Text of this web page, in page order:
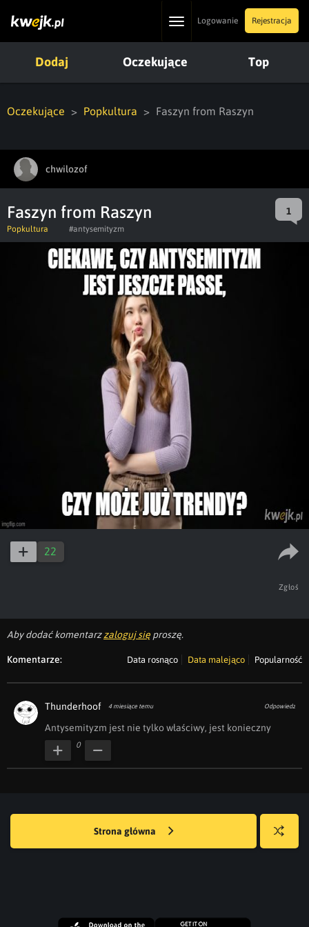
ToggleLogowanie Rejestracja
Dodaj Oczekujące Top
Oczekujące Popkultura Faszyn from Raszyn
chwilozof
Faszyn from Raszyn 1
Popkultura #antysemityzm
22
Zgłoś
Aby dodać komentarzzaloguj się proszę.
Komentarze: Data rosnąco Data malejąco Popularność
Thunderhoof 4 miesiące temu Odpowiedz
Antysemityzm jest nie tylko właściwy, jest konieczny
0
Strona główna